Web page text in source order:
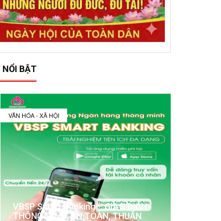
NỔI BẬT
VĂN HÓA - XÃ HỘI
VBSP Smart Banking – GIAO DỊCH
THÔNG MINH, AN TOÀN, THUẬN